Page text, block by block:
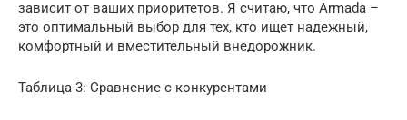
зависит от ваших приоритетов. Я считаю, что Armada –
это оптимальный выбор для тех, кто ищет надежный,
комфортный и вместительный внедорожник.
Таблица 3: Сравнение с конкурентами